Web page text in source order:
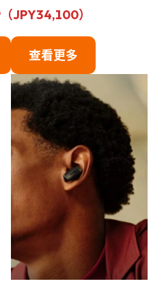
JPY34,100）
查看更多